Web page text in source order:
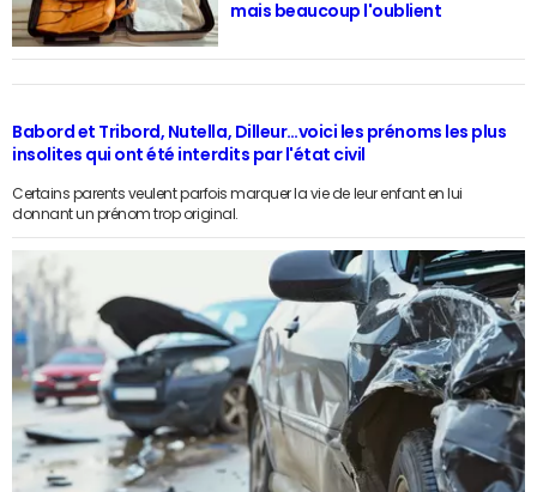
mais beaucoup l'oublient
Babord et Tribord, Nutella, Dilleur…voici les prénoms les plus
insolites qui ont été interdits par l'état civil
Certains parents veulent parfois marquer la vie de leur enfant en lui
donnant un prénom trop original.